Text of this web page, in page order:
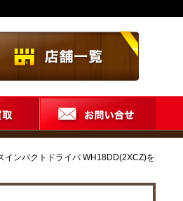
インパクトドライバ WH18DD(2XCZ)を